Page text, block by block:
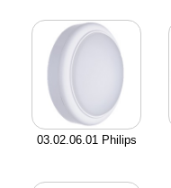
03.02.06.01 Philips